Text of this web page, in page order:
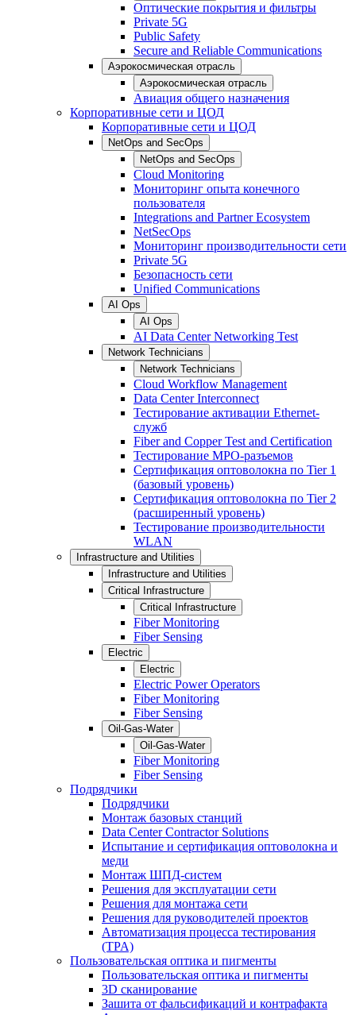
Оптические покрытия и фильтры
Private 5G
Public Safety
Secure and Reliable Communications
Аэрокосмическая отрасль
Аэрокосмическая отрасль
Авиация общего назначения
Корпоративные сети и ЦОД
Корпоративные сети и ЦОД
NetOps and SecOps
NetOps and SecOps
Cloud Monitoring
Мониторинг опыта конечного
пользователя
Integrations and Partner Ecosystem
NetSecOps
Мониторинг производительности сети
Private 5G
Безопасность сети
Unified Communications
AI Ops
AI Ops
AI Data Center Networking Test
Network Technicians
Network Technicians
Cloud Workflow Management
Data Center Interconnect
Тестирование активации Ethernet-
служб
Fiber and Copper Test and Certification
Тестирование МРО-разъемов
Сертификация оптоволокна по Tier 1
(базовый уровень)
Сертификация оптоволокна по Tier 2
(расширенный уровень)
Тестирование производительности
WLAN
Infrastructure and Utilities
Infrastructure and Utilities
Critical Infrastructure
Critical Infrastructure
Fiber Monitoring
Fiber Sensing
Electric
Electric
Electric Power Operators
Fiber Monitoring
Fiber Sensing
Oil-Gas-Water
Oil-Gas-Water
Fiber Monitoring
Fiber Sensing
Подрядчики
Подрядчики
Монтаж базовых станций
Data Center Contractor Solutions
Испытание и сертификация оптоволокна и
меди
Монтаж ШПД-систем
Решения для эксплуатации сети
Решения для монтажа сети
Решения для руководителей проектов
Автоматизация процесса тестирования
(TPA)
Пользовательская оптика и пигменты
Пользовательская оптика и пигменты
3D сканирование
Зашита от фальсификаций и контрафакта